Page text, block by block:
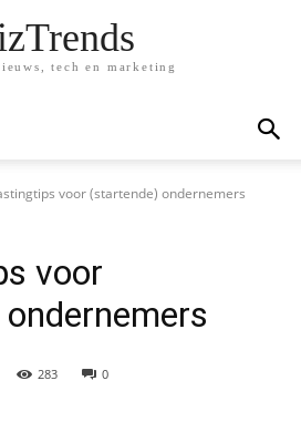
tech en marketing
voor (startende) ondernemers
voor
283 0